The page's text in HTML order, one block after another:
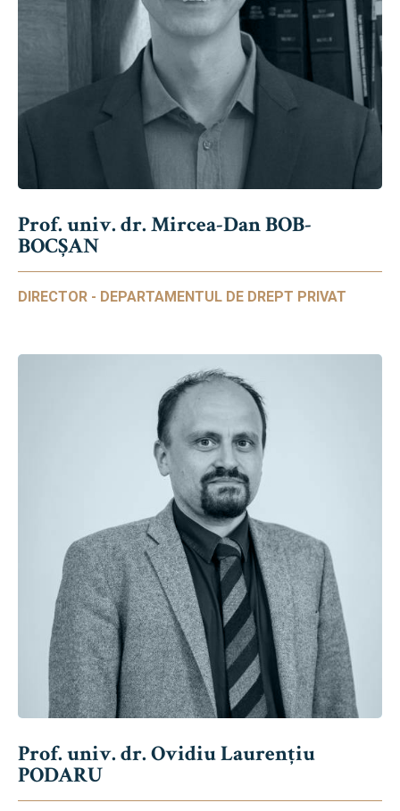
Prof. univ. dr. Mircea-Dan BOB-
BOCȘAN
DIRECTOR - DEPARTAMENTUL DE DREPT PRIVAT
Prof. univ. dr. Ovidiu Laurențiu
PODARU